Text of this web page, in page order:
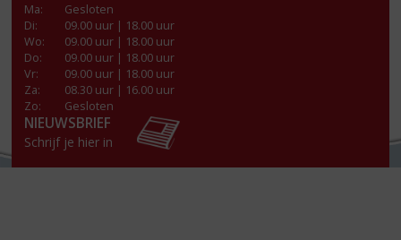
Ma:
Gesloten
Di:
09.00 uur | 18.00 uur
Wo:
09.00 uur | 18.00 uur
Do:
09.00 uur | 18.00 uur
Vr:
09.00 uur | 18.00 uur
Za:
08.30 uur | 16.00 uur
Zo:
Gesloten
NIEUWSBRIEF
Schrijf je hier in